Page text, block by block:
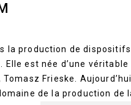
la production de
est née d’une
Frieske.
de la production de